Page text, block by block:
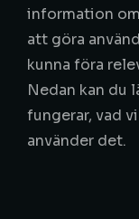
information
att göra
kunna föra
Nedan kan du
fungerar, vad
använder det.